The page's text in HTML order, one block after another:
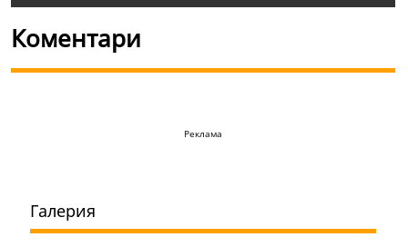
Коментари
Реклама
Галерия